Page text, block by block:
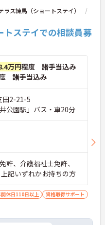
減できる環境で
を活用し夜勤
す ・仕組みで業
身にゆとりを持
肢を広げていけ
にくわえエリア
ます
期的に活躍でき
庭を持った後も
おり将来の安心
ス練馬（ショートステイ）
トステイでの相談員募
万円程度 諸手当込み
諸手当込み
田2-21-5
公園駅」バス・車20分
許、介護福祉士免許、
記いずれかお持ちの方
休日110日以上
資格取得サポート